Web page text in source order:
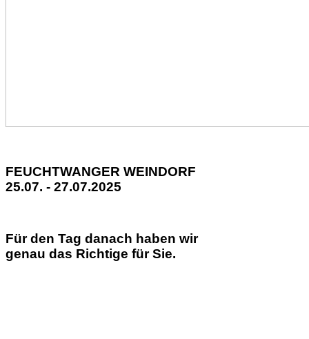
FEUCHTWANGER WEINDORF
25.07. - 27.07.2025
Für den Tag danach haben wir
genau das Richtige für Sie.